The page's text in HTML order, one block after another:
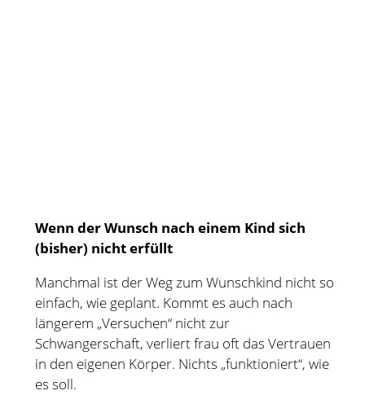
Wenn der Wunsch nach einem Kind sich
(bisher) nicht erfüllt
Manchmal ist der Weg zum Wunschkind nicht so
einfach, wie geplant. Kommt es auch nach
längerem „Versuchen“ nicht zur
Schwangerschaft, verliert frau oft das Vertrauen
in den eigenen Körper. Nichts „funktioniert“, wie
es soll.